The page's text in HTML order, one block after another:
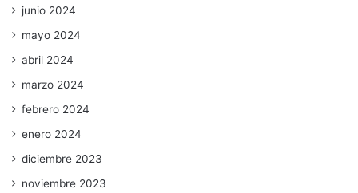
junio 2024
mayo 2024
abril 2024
marzo 2024
febrero 2024
enero 2024
diciembre 2023
noviembre 2023